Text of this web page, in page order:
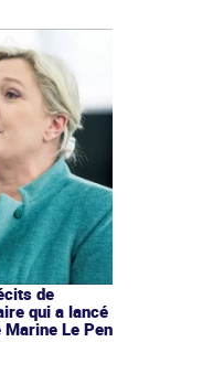
de
qui a lancé
Le Pen